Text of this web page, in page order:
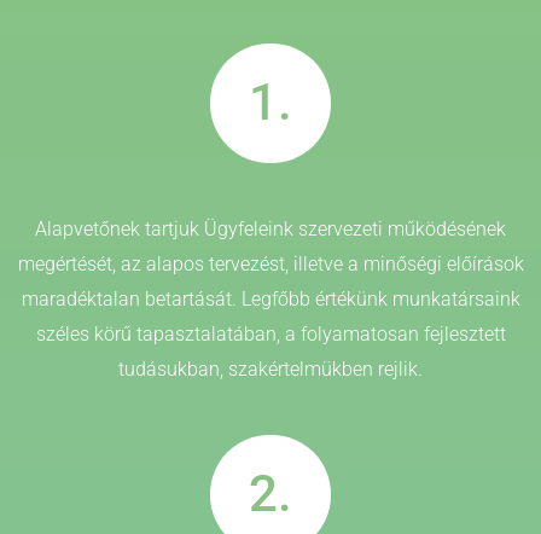
1.
Alapvetőnek tartjuk Ügyfeleink szervezeti működésének
megértését, az alapos tervezést, illetve a minőségi előírások
maradéktalan betartását. Legfőbb értékünk munkatársaink
széles körű tapasztalatában, a folyamatosan fejlesztett
tudásukban, szakértelmükben rejlik.
2.